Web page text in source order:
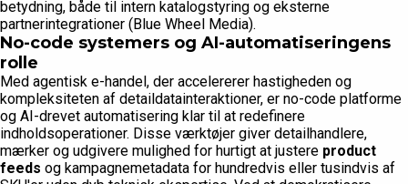
betydning, både til intern katalogstyring og eksterne
partnerintegrationer (Blue Wheel Media).
No-code systemers og AI-automatiseringens
rolle
Med agentisk e-handel, der accelererer hastigheden og
kompleksiteten af detaildatainteraktioner, er no-code platforme
og AI-drevet automatisering klar til at redefinere
indholdsoperationer. Disse værktøjer giver detailhandlere,
mærker og udgivere mulighed for hurtigt at justere product
feeds og kampagnemetadata for hundredvis eller tusindvis af